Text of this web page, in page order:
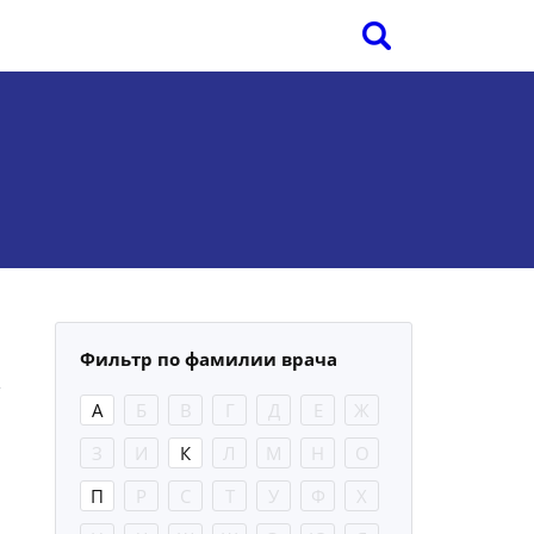
Фильтр по фамилии врача
А Б В Г Д Е
Ж
З
И К Л М Н
О
П
Р С Т У Ф
Х